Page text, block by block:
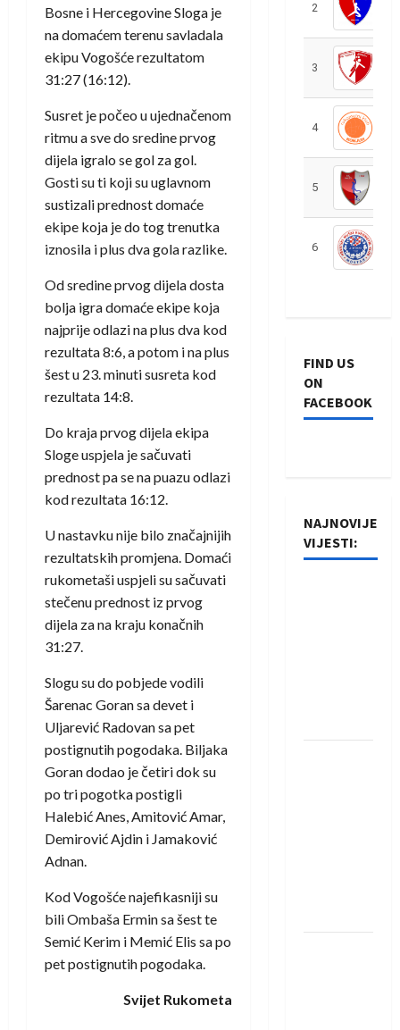
Bosne i Hercegovine Sloga je
na domaćem terenu savladala
ekipu Vogošće rezultatom
31:27 (16:12).
Susret je počeo u ujednačenom
ritmu a sve do sredine prvog
dijela igralo se gol za gol.
Gosti su ti koji su uglavnom
sustizali prednost domaće
ekipe koja je do tog trenutka
iznosila i plus dva gola razlike.
Od sredine prvog dijela dosta
bolja igra domaće ekipe koja
najprije odlazi na plus dva kod
rezultata 8:6, a potom i na plus
šest u 23. minuti susreta kod
rezultata 14:8.
Do kraja prvog dijela ekipa
Sloge uspjela je sačuvati
prednost pa se na puazu odlazi
kod rezultata 16:12.
U nastavku nije bilo značajnijih
rezultatskih promjena. Domaći
rukometaši uspjeli su sačuvati
stečenu prednost iz prvog
dijela za na kraju konačnih
31:27.
Slogu su do pobjede vodili
Šarenac Goran sa devet i
Uljarević Radovan sa pet
postignutih pogodaka. Biljaka
Goran dodao je četiri dok su
po tri pogotka postigli
Halebić Anes, Amitović Amar,
Demirović Ajdin i Jamaković
Adnan.
Kod Vogošće najefikasniji su
bili Ombaša Ermin sa šest te
Semić Kerim i Memić Elis sa po
pet postignutih pogodaka.
Svijet Rukometa
2
3
4
5
6
FIND US
ON
FACEBOOK
NAJNOVIJE
VIJESTI: